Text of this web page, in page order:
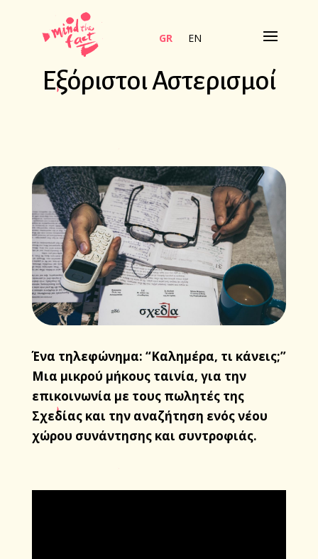
GR EN
Εξόριστοι Αστερισμοί
Ένα τηλεφώνημα: “Kαλημέρα, τι κάνεις;”
Μια μικρού μήκους ταινία, για την
επικοινωνία με τους πωλητές της
Σχεδίας και την αναζήτηση ενός νέου
χώρου συνάντησης και συντροφιάς.